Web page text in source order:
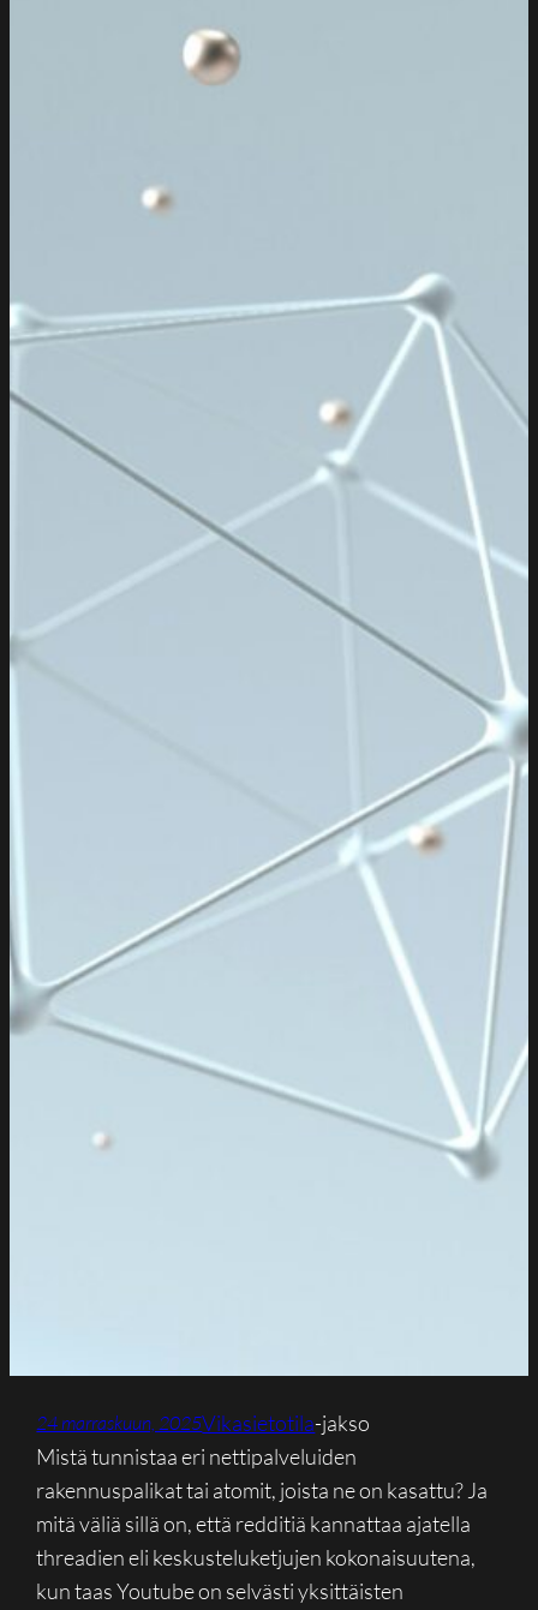
24 marraskuun, 2025Vikasietotila-jakso
Mistä tunnistaa eri nettipalveluiden
rakennuspalikat tai atomit, joista ne on kasattu? Ja
mitä väliä sillä on, että redditiä kannattaa ajatella
threadien eli keskusteluketjujen kokonaisuutena,
kun taas Youtube on selvästi yksittäisten